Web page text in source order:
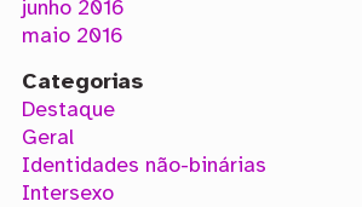
junho 2016
maio 2016
Categorias
Destaque
Geral
Identidades não-binárias
Intersexo